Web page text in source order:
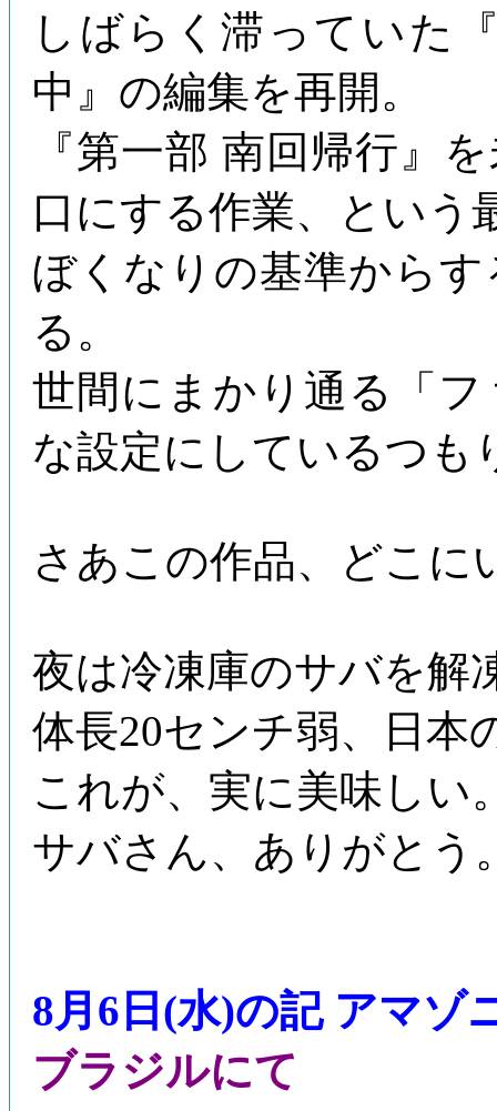
しばらく滞っていた
中』の編集を再開。
『第一部 南回帰行』
口にする作業、という
ぼくなりの基準から
る。
世間にまかり通る「
な設定にしているつも
さあこの作品、どこに
夜は冷凍庫のサバを解
体長20センチ弱、日本
これが、実に美味しい
サバさん、ありがとう
8月6日(水)の記 アマゾ
ブラジルにて